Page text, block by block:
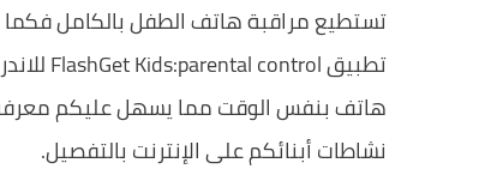
تستطيع مراقبة هاتف الطفل بالكامل فكما
تطبيق FlashGet Kids:parental control للاندرويد من
هاتف بنفس الوقت مما يسهل عليكم
نشاطات أبنائكم على الإنترنت بالتفصيل.